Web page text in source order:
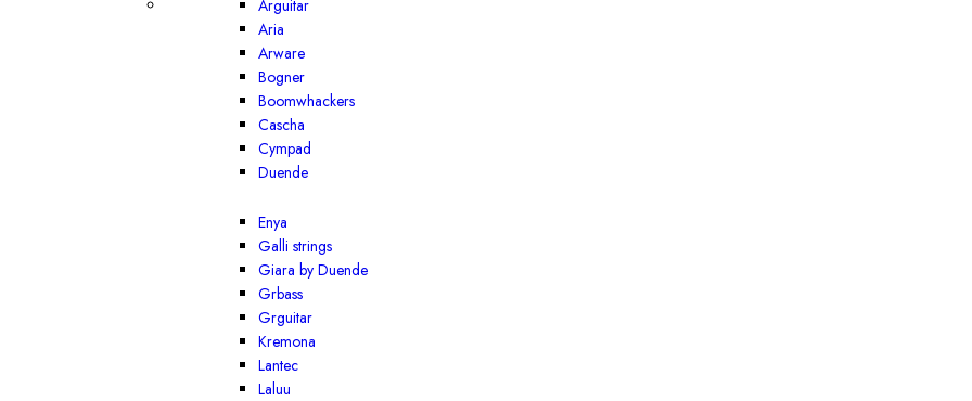
Arguitar
Aria
Arware
Bogner
Boomwhackers
Cascha
Cympad
Duende
Enya
Galli strings
Giara by Duende
Grbass
Grguitar
Kremona
Lantec
Laluu